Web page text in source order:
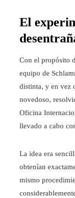
El
Con el propósito
equipo de
distinta, y en vez
novedoso,
Oficina
llevado a cabo
La idea era
obtenían
mismo